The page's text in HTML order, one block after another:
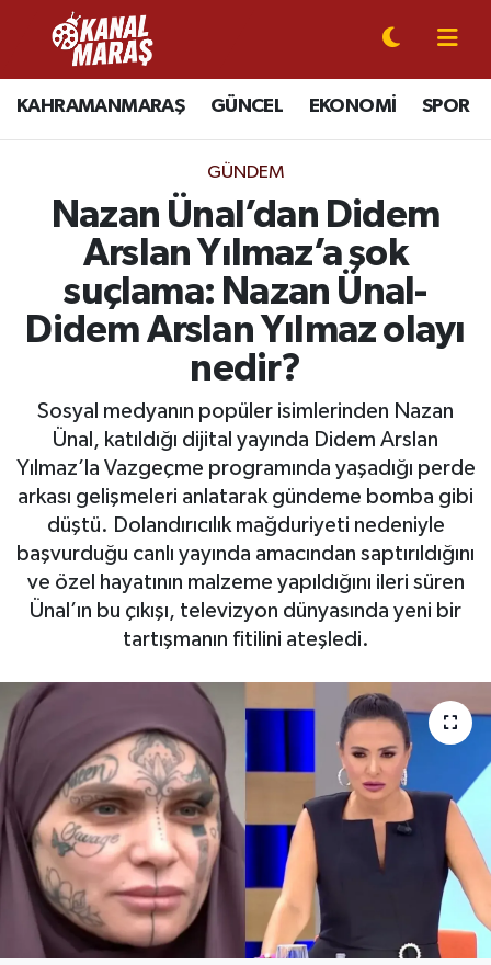
KAHRAMANMARAŞ GÜNCEL EKONOMİ SPOR
GÜNDEM
Nazan Ünal’dan Didem
Arslan Yılmaz’a şok
suçlama: Nazan Ünal-
Didem Arslan Yılmaz olayı
nedir?
Sosyal medyanın popüler isimlerinden Nazan
Ünal, katıldığı dijital yayında Didem Arslan
Yılmaz’la Vazgeçme programında yaşadığı perde
arkası gelişmeleri anlatarak gündeme bomba gibi
düştü. Dolandırıcılık mağduriyeti nedeniyle
başvurduğu canlı yayında amacından saptırıldığını
ve özel hayatının malzeme yapıldığını ileri süren
Ünal’ın bu çıkışı, televizyon dünyasında yeni bir
tartışmanın fitilini ateşledi.
CANLI YAYIN
KAHRAMANMARAŞ
SPOR
SİYASET
GÜNDEM
MAGAZİN
SAĞLIK
EĞİTİM
POPÜLER
DÜNYA
TREND
MEDYA
Kahramanmaraş Nöbetçi Eczaneler
Kahramanmaraş Hava Durumu
Kahramanmaraş Namaz Vakitleri
Kahramanmaraş Trafik Yoğunluk Haritası
Süper Lig Puan Durumu ve Fikstür
Son Dakika Haberleri
Haber Arşivi